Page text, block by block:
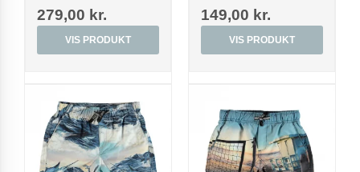
279,00 kr.
VIS PRODUKT
149,00 kr.
VIS PRODUKT